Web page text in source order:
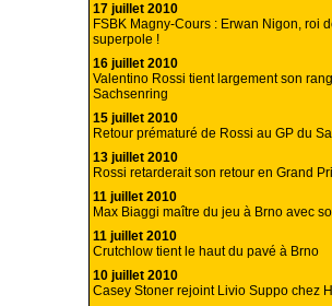
17 juillet 2010
FSBK Magny-Cours : Erwan Nigon, roi
superpole !
16 juillet 2010
Valentino Rossi tient largement son
Sachsenring
15 juillet 2010
Retour prématuré de Rossi au GP du
13 juillet 2010
Rossi retarderait son retour en Grand
11 juillet 2010
Max Biaggi maître du jeu à Brno avec
11 juillet 2010
Crutchlow tient le haut du pavé à Brno
10 juillet 2010
Casey Stoner rejoint Livio Suppo chez